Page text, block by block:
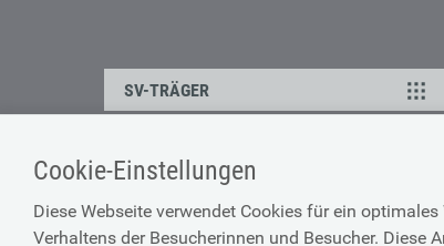
Cookie-Einstellungen
Diese Webseite verwendet Cookies für ein
Verhaltens der Besucherinnen und Besucher.
SV-TRÄGER
ÜBER UNS
Kontakt